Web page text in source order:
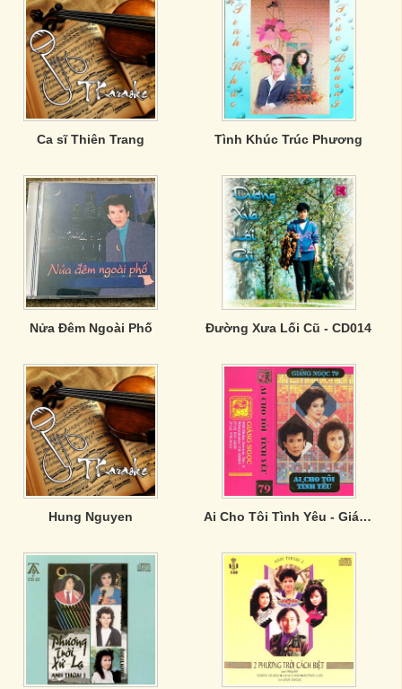
Ca sĩ Thiên Trang Tình Khúc Trúc Phương
Nửa Đêm Ngoài Phố Đường Xưa Lối Cũ - CD014
Hung Nguyen Ai Cho Tôi Tình Yêu - Giáng Ngọc 79